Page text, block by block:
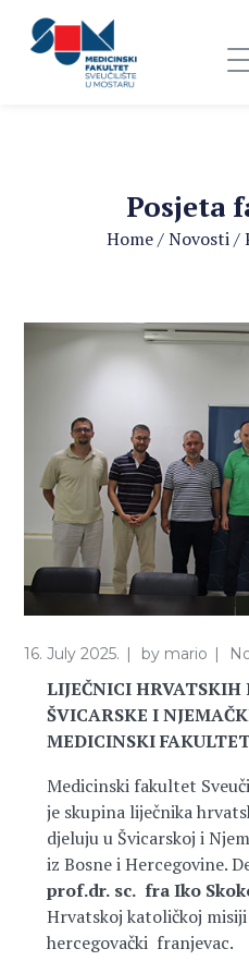
Posjeta
Home/Novosti/
16. July 2025. by mario
LIJEČNICI HRVATSKIH
ŠVICARSKE I
MEDICINSKI
Medicinski fakultet
je skupina liječnika
djeluju u Švicarskoj i
iz Bosne i Hercegovine.
prof.dr. sc. fra Iko
Hrvatskoj katoličkoj
hercegovački franjevac.